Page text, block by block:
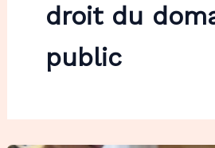
droit du
public